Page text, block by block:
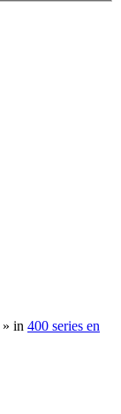
» in 400 series en